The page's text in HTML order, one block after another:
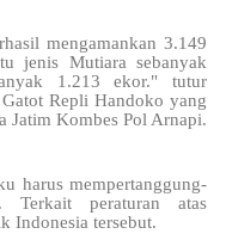
mengamankan 3.149
jenis Mutiara sebanyak
1.213 ekor." tutur
Repli Handoko yang
Jatim Kombes Pol Arnapi.
harus mempertanggung-
Terkait peraturan atas
Indonesia tersebut.